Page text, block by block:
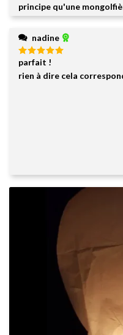
principe qu'une
nadine
Note5 sur
5
parfait !
rien à dire cela